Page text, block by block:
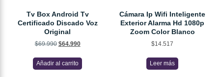
Tv Box Android Tv
Certificado Discado Voz
Original
$69.990 $64.990
Añadir al carrito
Cámara Ip Wifi Inteligente
Exterior Alarma Hd 1080p
Zoom Color Blanco
$14.517
Leer más